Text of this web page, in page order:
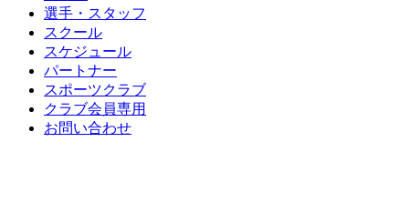
選手・スタッフ
スクール
スケジュール
パートナー
スポーツクラブ
クラブ会員専用
お問い合わせ